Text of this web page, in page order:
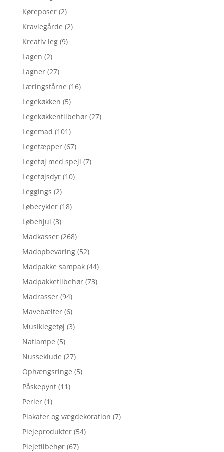
Køreposer (2)
Kravlegårde (2)
Kreativ leg (9)
Lagen (2)
Lagner (27)
Læringstårne (16)
Legekøkken (5)
Legekøkkentilbehør (27)
Legemad (101)
Legetæpper (67)
Legetøj med spejl (7)
Legetøjsdyr (10)
Leggings (2)
Løbecykler (18)
Løbehjul (3)
Madkasser (268)
Madopbevaring (52)
Madpakke sampak (44)
Madpakketilbehør (73)
Madrasser (94)
Mavebælter (6)
Musiklegetøj (3)
Natlampe (5)
Nusseklude (27)
Ophængsringe (5)
Påskepynt (11)
Perler (1)
Plakater og vægdekoration (7)
Plejeprodukter (54)
Plejetilbehør (67)